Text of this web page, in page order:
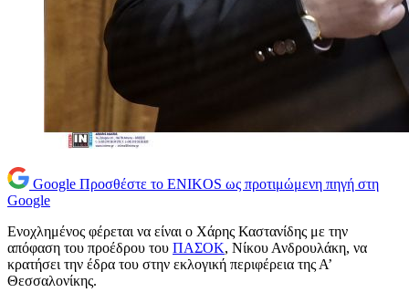
Google Προσθέστε το ENIKOS ως προτιμώμενη πηγή στη
Google
Ενοχλημένος φέρεται να είναι ο Χάρης Καστανίδης με την
απόφαση του προέδρου του ΠΑΣΟΚ, Νίκου Ανδρουλάκη, να
κρατήσει την έδρα του στην εκλογική περιφέρεια της Α’
Θεσσαλονίκης.